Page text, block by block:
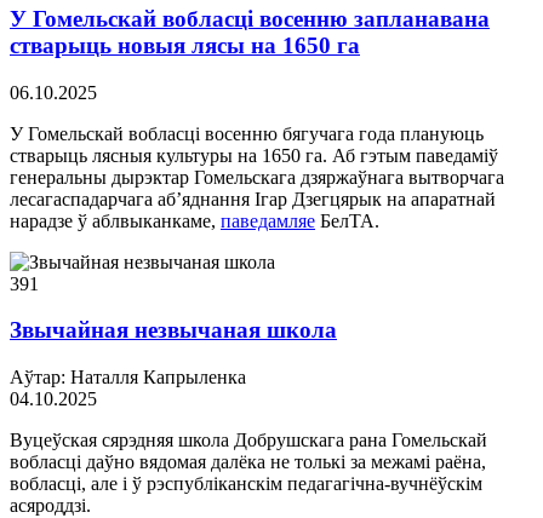
У Гомельскай вобласці восенню запланавана
стварыць новыя лясы на 1650 га
06.10.2025
У Гомельскай вобласці восенню бягучага года плануюць
стварыць лясныя культуры на 1650 га. Аб гэтым паведаміў
генеральны дырэктар Гомельскага дзяржаўнага вытворчага
лесагаспадарчага аб’яднання Ігар Дзегцярык на апаратнай
нарадзе ў аблвыканкаме, паведамляе БелТА.
391
Звычайная незвычаная школа
Аўтар: Наталля Капрыленка
04.10.2025
Вуцеўская сярэдняя школа Добрушскага рана Гомельскай
вобласці даўно вядомая далёка не толькі за межамі раёна,
вобласці, але і ў рэспубліканскім педагагічна-вучнёўскім
асяроддзі.